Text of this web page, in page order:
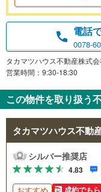
電話
0078-
タカマツハウス不動産株式会
営業時間：9:30-18:30
この物件を取り扱う
タカマツハウス不動
シルバー推奨店
4.83
成約でも